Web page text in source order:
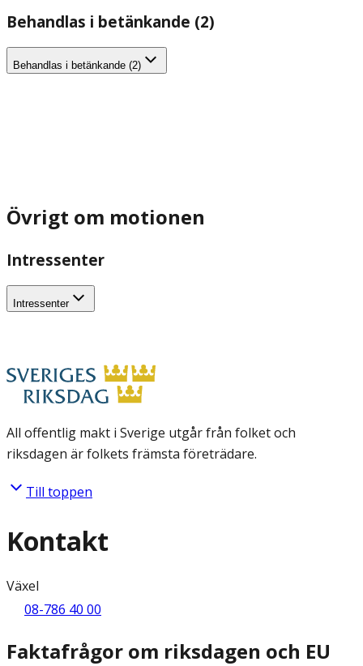
Behandlas i betänkande (2)
Behandlas i betänkande (2)
Övrigt om motionen
Intressenter
Intressenter
All offentlig makt i Sverige utgår från folket och
riksdagen är folkets främsta företrädare.
Till toppen
Kontakt
Växel
08-786 40 00
Faktafrågor om riksdagen och EU